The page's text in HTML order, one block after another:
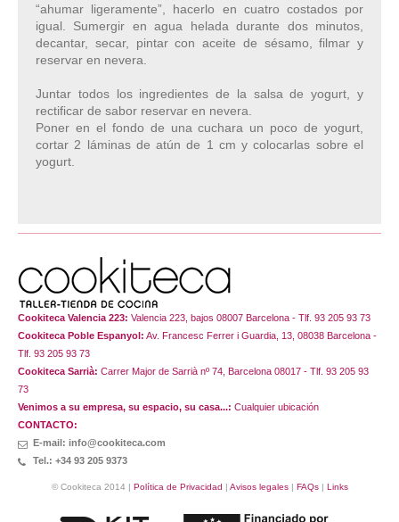
“ahumar ligeramente”, hacerlo en cuatro costados por
igual. Sumergir en agua helada durante dos minutos,
decantar, secar, pintar con aceite de sésamo, filmar y
reservar en nevera.
Juntar todos los ingredientes de la salsa de yogurt, y
rectificar de sabor reservar en nevera.
Poner en el fondo de una cuchara un poco de yogurt,
cortar 2 láminas de atún de 1 cm y colocarlas sobre el
yogurt.
Cookiteca Valencia 223: Valencia 223, bajos 08007 Barcelona - Tlf. 93 205 93 73
Cookiteca Poble Espanyol: Av. Francesc Ferrer i Guardia, 13, 08038 Barcelona -
Tlf. 93 205 93 73
Cookiteca Sarrià: Carrer Major de Sarrià nº 74, Barcelona 08017 - Tlf. 93 205 93
73
Venimos a su empresa, su espacio, su casa...: Cualquier ubicación
CONTACTO:
E-mail: info@cookiteca.com
Tel.: +34 93 205 9373
© Cookiteca 2014 | Política de Privacidad | Avisos legales| FAQs| Links